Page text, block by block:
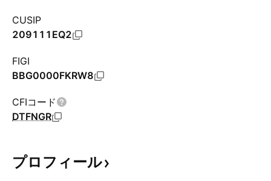
CUSIP
209111EQ2
FIGI
BBG0000FKRW8
CFIコード
DTFNGR
プロフィール